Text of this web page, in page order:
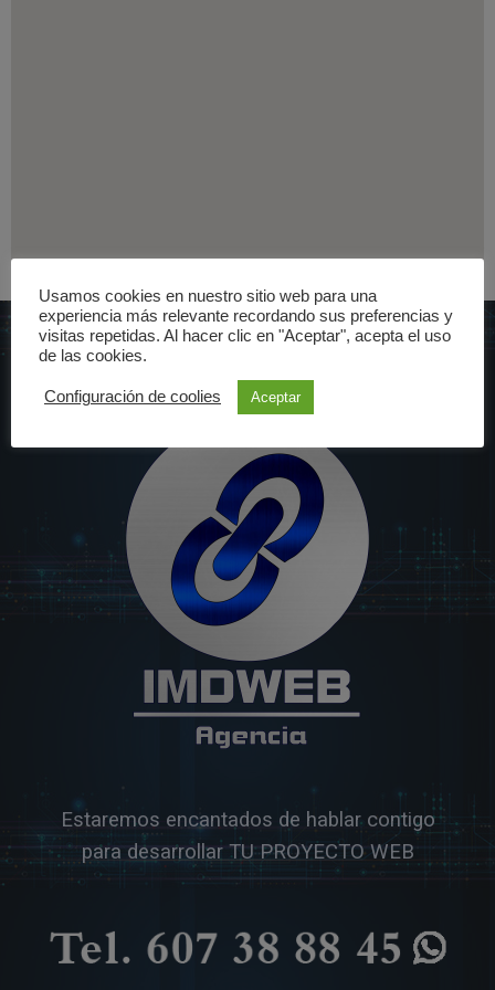
Estaremos encantados de hablar contigo
para desarrollar TU PROYECTO WEB
Usamos cookies en nuestro sitio web para una
experiencia más relevante recordando sus preferencias y
visitas repetidas. Al hacer clic en "Aceptar", acepta el uso
de las cookies.
Configuración de coolies Aceptar